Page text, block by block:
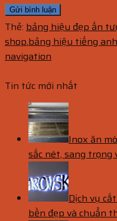
Thẻ: bảng hiệu đẹp ấn
shop,bảng hiệu tiếng anh
navigation
Tin tức mới nhất
Inox ăn
sắc nét, sang trọng
Dịch vụ
bền đẹp và chuẩn